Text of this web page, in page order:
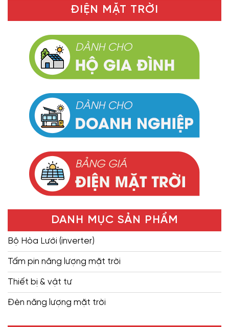
ĐIỆN MẶT TRỜI
DANH MỤC SẢN PHẨM
Bộ Hòa Lưới (inverter)
Tấm pin năng lượng mặt trời
Thiết bị & vật tư
Đèn năng lượng mặt trời